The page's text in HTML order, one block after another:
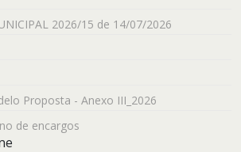
2026/15 de 14/07/2026
Proposta - Anexo III_2026
de encargos